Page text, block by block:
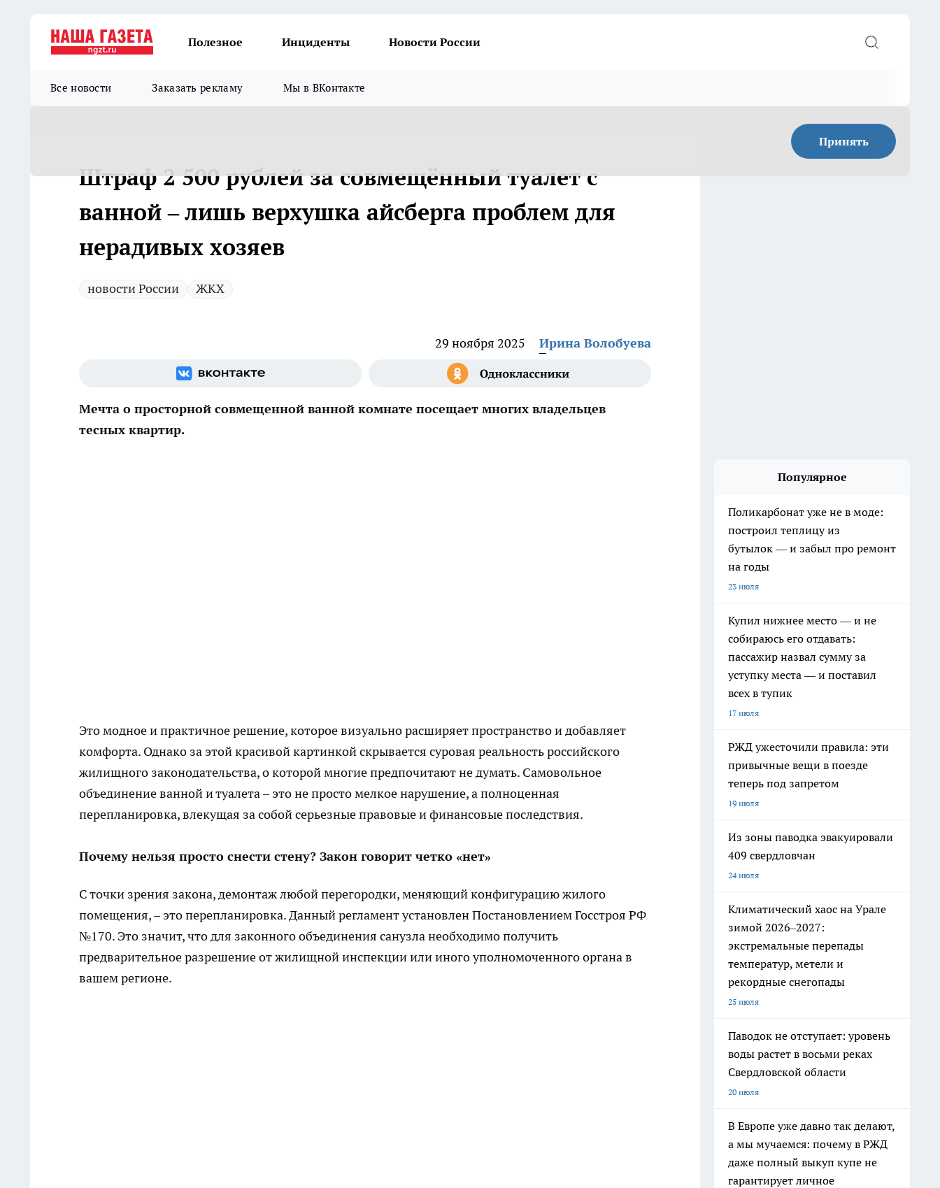
Полезное Инциденты Новости России
Все новости Заказать рекламу Мы в ВКонтакте
Принять
Штраф 2 500 рублей за совмещённый туалет с
ванной – лишь верхушка айсберга проблем для
нерадивых хозяев
новости России ЖКХ
29 ноября 2025 Ирина Волобуева
Мечта о просторной совмещенной ванной комнате посещает многих владельцев
тесных квартир.
Это модное и практичное решение, которое визуально расширяет пространство и добавляет
комфорта. Однако за этой красивой картинкой скрывается суровая реальность российского
жилищного законодательства, о которой многие предпочитают не думать. Самовольное
объединение ванной и туалета – это не просто мелкое нарушение, а полноценная
перепланировка, влекущая за собой серьезные правовые и финансовые последствия.
Почему нельзя просто снести стену? Закон говорит четко «нет»
С точки зрения закона, демонтаж любой перегородки, меняющий конфигурацию жилого
помещения, – это перепланировка. Данный регламент установлен Постановлением Госстроя РФ
№170. Это значит, что для законного объединения санузла необходимо получить
предварительное разрешение от жилищной инспекции или иного уполномоченного органа в
вашем регионе.
Популярное
Поликарбонат уже не в моде:
построил теплицу из
бутылок — и забыл про ремонт
на годы
23 июля
Купил нижнее место — и не
собираюсь его отдавать:
пассажир назвал сумму за
уступку места — и поставил
всех в тупик
17 июля
РЖД ужесточили правила: эти
привычные вещи в поезде
теперь под запретом
19 июля
Из зоны паводка эвакуировали
409 свердловчан
24 июля
Климатический хаос на Урале
зимой 2026–2027:
экстремальные перепады
температур, метели и
рекордные снегопады
25 июля
Паводок не отступает: уровень
воды растет в восьми реках
Свердловской области
20 июля
В Европе уже давно так делают,
а мы мучаемся: почему в РЖД
даже полный выкуп купе не
гарантирует личное